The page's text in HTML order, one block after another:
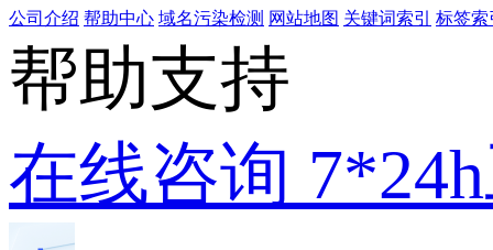
公司介绍 帮助中心 域名污染检测 网站地图 关键词索引 标签索
帮助支持
在线咨询